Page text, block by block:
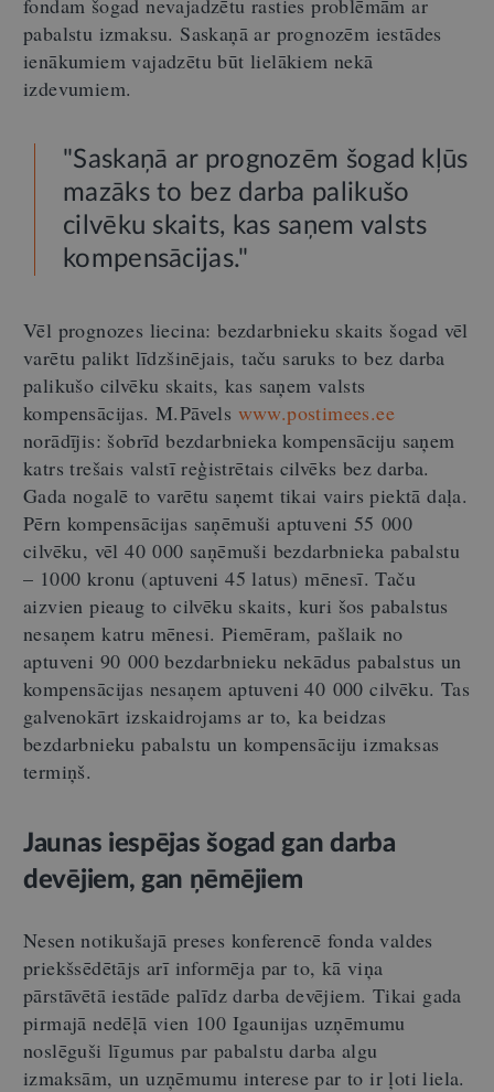
fondam šogad nevajadzētu rasties problēmām ar
pabalstu izmaksu. Saskaņā ar prognozēm iestādes
ienākumiem vajadzētu būt lielākiem nekā
izdevumiem.
"Saskaņā ar prognozēm šogad kļūs
mazāks to bez darba palikušo
cilvēku skaits, kas saņem valsts
kompensācijas."
Vēl prognozes liecina: bezdarbnieku skaits šogad vēl
varētu palikt līdzšinējais, taču saruks to bez darba
palikušo cilvēku skaits, kas saņem valsts
kompensācijas. M.Pāvels www.postimees.ee
norādījis: šobrīd bezdarbnieka kompensāciju saņem
katrs trešais valstī reģistrētais cilvēks bez darba.
Gada nogalē to varētu saņemt tikai vairs piektā daļa.
Pērn kompensācijas saņēmuši aptuveni 55 000
cilvēku, vēl 40 000 saņēmuši bezdarbnieka pabalstu
– 1000 kronu (aptuveni 45 latus) mēnesī. Taču
aizvien pieaug to cilvēku skaits, kuri šos pabalstus
nesaņem katru mēnesi. Piemēram, pašlaik no
aptuveni 90 000 bezdarbnieku nekādus pabalstus un
kompensācijas nesaņem aptuveni 40 000 cilvēku. Tas
galvenokārt izskaidrojams ar to, ka beidzas
bezdarbnieku pabalstu un kompensāciju izmaksas
termiņš.
Jaunas iespējas šogad gan darba
devējiem, gan ņēmējiem
Nesen notikušajā preses konferencē fonda valdes
priekšsēdētājs arī informēja par to, kā viņa
pārstāvētā iestāde palīdz darba devējiem. Tikai gada
pirmajā nedēļā vien 100 Igaunijas uzņēmumu
noslēguši līgumus par pabalstu darba algu
izmaksām, un uzņēmumu interese par to ir ļoti liela.